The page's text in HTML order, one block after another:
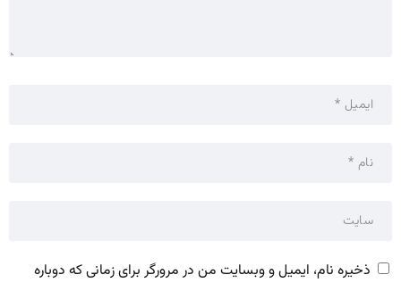
ذخیره نام، ایمیل و وبسایت من در مرورگر برای زمانی که دوباره